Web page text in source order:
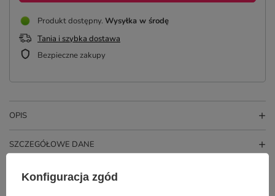
Produkt dostępny Wysyłka w środę
Tania i szybka dostawa
Bezpieczne zakupy
OPIS
SZCZEGÓŁOWE DANE
GŁÓWNE PARAMETRY
Konfiguracja zgód